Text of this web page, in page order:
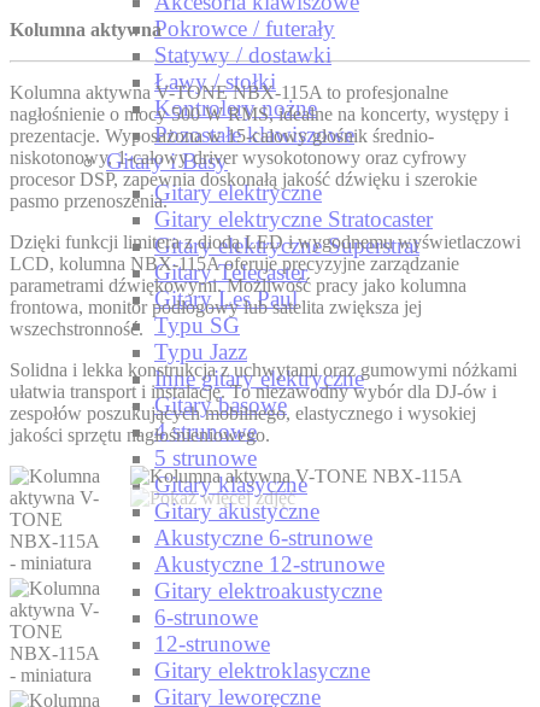
Pokrowce / futerały
Statywy / dostawki
Ławy / stołki
Kontrolery nożne
Pozostałe klawiszowe
Gitary i Basy
Gitary elektryczne
Gitary elektryczne Stratocaster
Gitary elektryczne Superstrat
Gitary Telecaster
Gitary Les Paul
Typu SG
Typu Jazz
Inne gitary elektryczne
Gitary basowe
4 strunowe
5 strunowe
Gitary klasyczne
Gitary akustyczne
Akustyczne 6-strunowe
Akustyczne 12-strunowe
Gitary elektroakustyczne
6-strunowe
12-strunowe
Gitary elektroklasyczne
Gitary leworęczne
Kolumna aktywna
Kolumna aktywna V-TONE NBX-115A to profesjonalne
nagłośnienie o mocy 500 W RMS, idealne na koncerty, występy i
prezentacje. Wyposażona w 15-calowy głośnik średnio-
niskotonowy, 1-calowy driver wysokotonowy oraz cyfrowy
procesor DSP, zapewnia doskonałą jakość dźwięku i szerokie
pasmo przenoszenia.
Dzięki funkcji limitera z diodą LED i wygodnemu wyświetlaczowi
LCD, kolumna NBX-115A oferuje precyzyjne zarządzanie
parametrami dźwiękowymi. Możliwość pracy jako kolumna
frontowa, monitor podłogowy lub satelita zwiększa jej
wszechstronność.
Solidna i lekka konstrukcja z uchwytami oraz gumowymi nóżkami
ułatwia transport i instalację. To niezawodny wybór dla DJ-ów i
zespołów poszukujących mobilnego, elastycznego i wysokiej
jakości sprzętu nagłośnieniowego.